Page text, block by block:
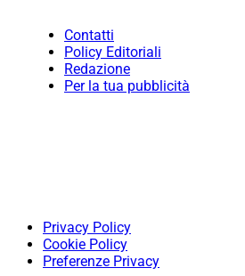
Contatti
Policy Editoriali
Redazione
Per la tua pubblicità
Privacy Policy
Cookie Policy
Preferenze Privacy